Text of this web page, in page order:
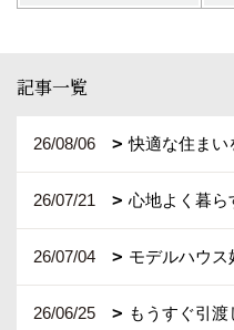
記事一覧
26/08/06 快適な住まい
26/07/21 心地よく暮ら
26/07/04 モデルハウス
26/06/25 もうすぐ引渡